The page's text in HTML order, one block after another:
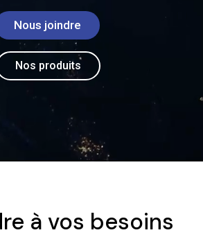
Nos produits
Nous joindre
à vos besoins